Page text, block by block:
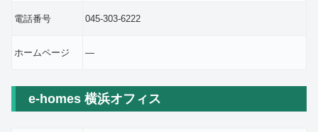
電話番号 045-303-6222
ホームページ ―
e-homes 横浜オフィス